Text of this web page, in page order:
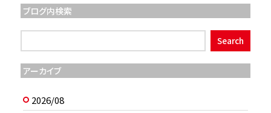
ブログ内検索
アーカイブ
2026/08